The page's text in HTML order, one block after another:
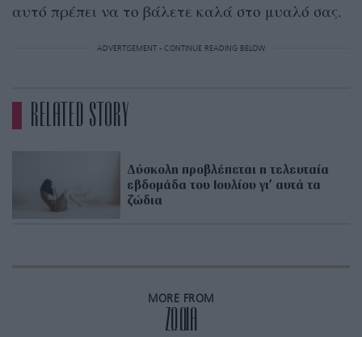
αυτό πρέπει να το βάλετε καλά στο μυαλό σας.
ADVERTISEMENT - CONTINUE READING BELOW
RELATED STORY
Δύσκολη προβλέπεται η τελευταία
εβδομάδα του Ιουλίου γι’ αυτά τα
ζώδια
MORE FROM
ZΩΔΙΑ